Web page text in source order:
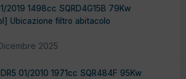
2019 1498cc SQRD4G15B 79Kw
Ubicazione filtro abitacolo
2025
DR5 01/2010 1971cc SQR484F 95Kw